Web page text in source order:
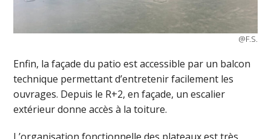
@F.S.
Enfin, la façade du patio est accessible par un balcon
technique permettant d’entretenir facilement les
ouvrages. Depuis le R+2, en façade, un escalier
extérieur donne accès à la toiture.